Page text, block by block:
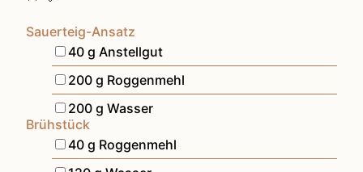
Sauerteig-Ansatz
▢
40 g Anstellgut
▢
200 g Roggenmehl
▢
200 g Wasser
Brühstück
▢
40 g Roggenmehl